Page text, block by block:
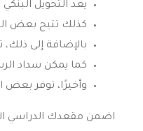
يعد التحويل
كذلك تتيح بعض
بالإضافة إلى
كما يمكن سداد
وأخيرًا، توفر بعض
اضمن مقعدك الدراسي